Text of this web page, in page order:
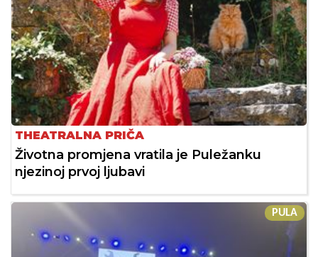
THEATRALNA PRIČA
Životna promjena vratila je Puležanku
njezinoj prvoj ljubavi
PULA